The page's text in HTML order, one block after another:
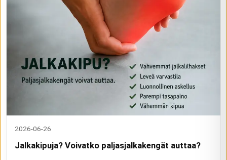
2026-06-26
Jalkakipuja? Voivatko paljasjalkakengät auttaa?